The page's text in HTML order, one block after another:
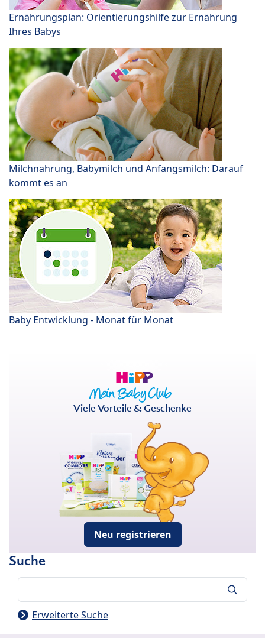
Ernährungsplan: Orientierungshilfe zur Ernährung
Ihres Babys
Milchnahrung, Babymilch und Anfangsmilch: Darauf
kommt es an
Baby Entwicklung - Monat für Monat
Viele Vorteile & Geschenke
Neu registrieren
Suche
Erweiterte Suche